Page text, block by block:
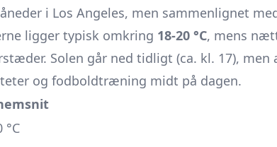
i Los Angeles, men sammenlignet
ligger typisk omkring 18-20 °C, mens
Solen går ned tidligt (ca. kl. 17), men
og fodboldtræning midt på dagen.
°C